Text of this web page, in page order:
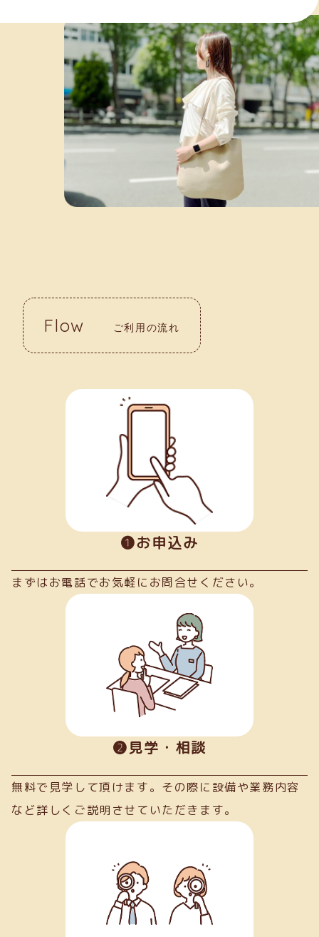
Flow ご利用の流れ
➊お申込み
まずはお電話でお気軽にお問合せください。
➋見学・相談
無料で見学して頂けます。その際に設備や業務内容
など詳しくご説明させていただきます。